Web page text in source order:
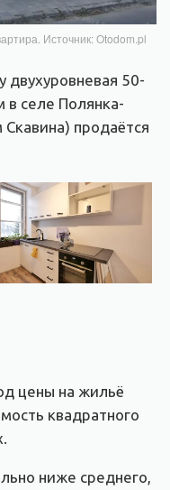
Источник: Otodom.pl
двухуровневая 50-
в селе Полянка-
продаётся
цены на жильё
квадратного
ниже среднего,